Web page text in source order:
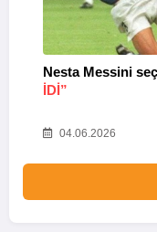
Nesta Messini
IDI”
04.06.2026